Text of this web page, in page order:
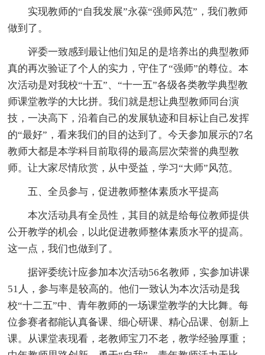
实现教师的“自我发展”永葆“强师风范”，我们教师
做到了。
评委一致感到最让他们知足的是培养出的典型教师
真的再次验证了个人的实力，守住了“强师”的尊位。本
次活动是对我校“十五”、“十一五”各级各类教学典型教
师课堂教学的大比拼。我们就是想让典型教师同台演
技，一决高下，沿着自己的发展轨迹和目标让自己发挥
的“最好”，看来我们的目的达到了。今天参加展示的7名
教师大都是本学科目前取得的最高层次荣誉的典型教
师。让大家尽情欣赏，从中受益，学习“大师”风范。
五、全员参与，促进教师整体素质水平提高
本次活动具有全员性，其目的就是给每位教师提供
公开教学的机会，以此促进教师整体素质水平的提高。
这一点，我们也做到了。
据评委统计应参加本次活动56名教师，实参加讲课
51人，参与率是较高的。他们一致认为本次活动是我
校“十二五”中、青年教师的一场课堂教学的大比舞。每
位参赛者都能认真备课、细心研课、精心品课、创新上
课。从课堂表现看，老教师宝刀不老，教学经验厚重；